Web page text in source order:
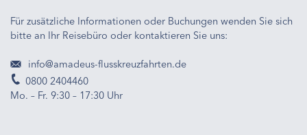
Für zusätzliche Informationen oder Buchungen wenden Sie sich
bitte an Ihr Reisebüro oder kontaktieren Sie uns:
info@amadeus-flusskreuzfahrten.de
0800 2404460
Mo. – Fr. 9:30 – 17:30 Uhr